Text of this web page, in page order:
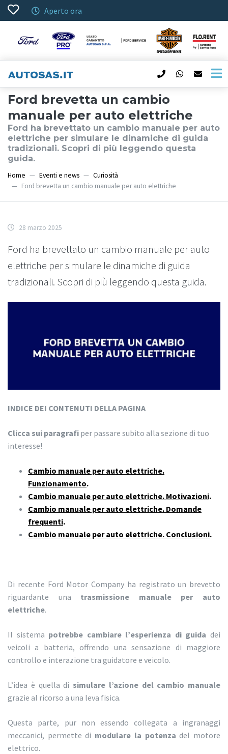
Aperto ora
Ford brevetta un cambio
manuale per auto elettriche
Ford ha brevettato un cambio manuale per auto
elettriche per simulare le dinamiche di guida
tradizionali. Scopri di più leggendo questa
guida.
Home Eventi e news
Curiosità
Ford brevetta un cambio manuale per auto elettriche
28 marzo 2025
Ford ha brevettato un cambio manuale per auto
elettriche per simulare le dinamiche di guida
tradizionali. Scopri di più leggendo questa guida.
INDICE DEI CONTENUTI DELLA PAGINA
Clicca sui paragrafi per passare subito alla sezione di tuo
interesse!
Cambio manuale per auto elettriche.
Funzionamento.
Cambio manuale per auto elettriche. Motivazioni.
Cambio manuale per auto elettriche. Domande
frequenti.
Cambio manuale per auto elettriche. Conclusioni.
Di recente Ford Motor Company ha registrato un brevetto
riguardante una trasmissione manuale per auto
elettriche.
Il sistema potrebbe cambiare l’esperienza di guida dei
veicoli a batteria, offrendo una sensazione di maggiore
controllo e interazione tra guidatore e veicolo.
L’idea è quella di simulare l’azione del cambio manuale
grazie al ricorso a una leva fisica.
Questa parte, pur non essendo collegata a ingranaggi
meccanici, permette di modulare la potenza del motore
elettrico.